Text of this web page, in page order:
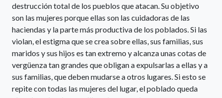
destrucción total de los pueblos que atacan. Su objetivo
son las mujeres porque ellas son las cuidadoras de las
haciendas y la parte más productiva de los poblados. Si las
violan, el estigma que se crea sobre ellas, sus familias, sus
maridos y sus hijos es tan extremo y alcanza unas cotas de
vergüenza tan grandes que obligan a expulsarlas a ellas y a
sus familias, que deben mudarse a otros lugares. Si esto se
repite con todas las mujeres del lugar, el poblado queda